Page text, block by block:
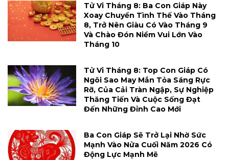
Tử Vi Tháng 8: Ba Con Giáp Này
Xoay Chuyển Tình Thế Vào Tháng
8, Trở Nên Giàu Có Vào Tháng 9
Và Chào Đón Niềm Vui Lớn Vào
Tháng 10
Tử Vi Tháng 8: Top Con Giáp Có
Ngôi Sao May Mắn Tỏa Sáng Rực
Rỡ, Của Cải Tràn Ngập, Sự Nghiệp
Thăng Tiến Và Cuộc Sống Đạt
Đến Những Đỉnh Cao Mới
Ba Con Giáp Sẽ Trở Lại Nhờ Sức
Mạnh Vào Nửa Cuối Năm 2026 Có
Động Lực Mạnh Mẽ